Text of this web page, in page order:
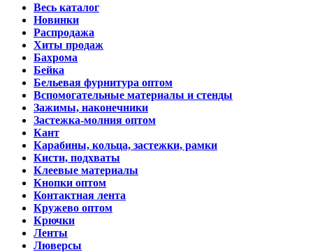
Весь каталог
Новинки
Распродажа
Хиты продаж
Бахрома
Бейка
Бельевая фурнитура оптом
Вспомогательные материалы и стенды
Зажимы, наконечники
Застежка-молния оптом
Кант
Карабины, кольца, застежки, рамки
Кисти, подхваты
Клеевые материалы
Кнопки оптом
Контактная лента
Кружево оптом
Крючки
Ленты
Люверсы